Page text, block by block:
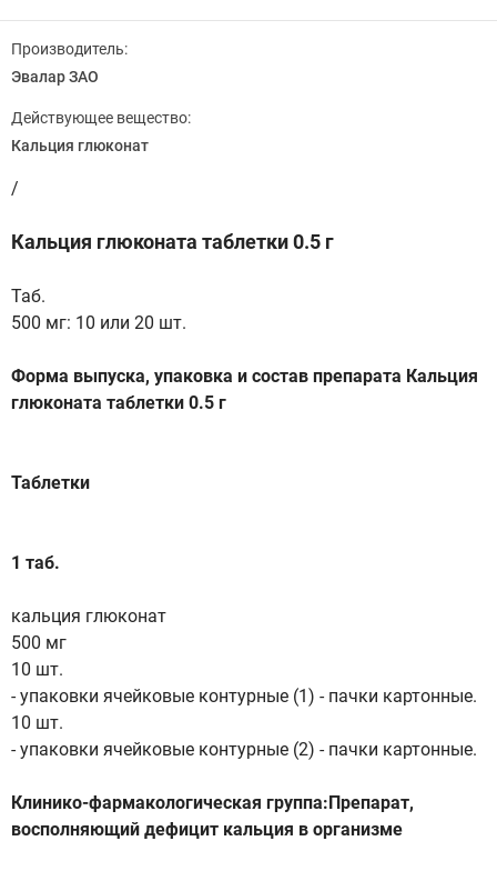
Производитель:
Эвалар ЗАО
Действующее вещество:
Кальция глюконат
/
Кальция глюконата таблетки 0.5 г
Таб.
500 мг: 10 или 20 шт.
Форма выпуска, упаковка и состав препарата Кальция
глюконата таблетки 0.5 г
Таблетки
1 таб.
кальция глюконат
500 мг
10 шт.
- упаковки ячейковые контурные (1) - пачки картонные.
10 шт.
- упаковки ячейковые контурные (2) - пачки картонные.
Клинико-фармакологическая группа:Препарат,
восполняющий дефицит кальция в организме